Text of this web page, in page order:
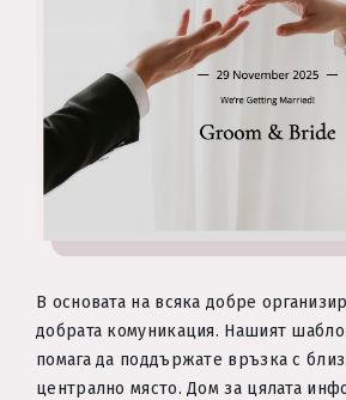
В основата на всяка добре
добрата комуникация. Нашият
помага да поддържате връзка с
централно място. Дом за цялата